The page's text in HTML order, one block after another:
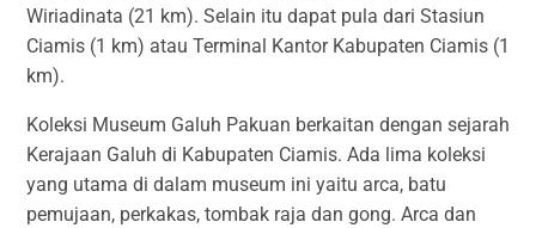
Wiriadinata (21 km). Selain itu dapat pula dari Stasiun
Ciamis (1 km) atau Terminal Kantor Kabupaten Ciamis (1
km).
Koleksi Museum Galuh Pakuan berkaitan dengan sejarah
Kerajaan Galuh di Kabupaten Ciamis. Ada lima koleksi
yang utama di dalam museum ini yaitu arca, batu
pemujaan, perkakas, tombak raja dan gong. Arca dan